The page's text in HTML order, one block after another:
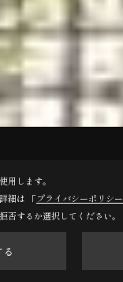
用します。
細は 「プライバシーポリシー
否するか選択してください。